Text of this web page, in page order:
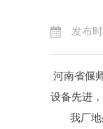
发布
河南省偃
设备先进
我厂地处